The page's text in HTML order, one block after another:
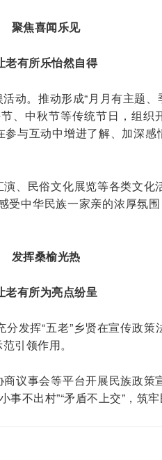
聚焦喜闻乐见
老有所乐怡然自得
动。推动形成“月月有主题
、中秋节等传统节日，组织
与互动中增进了解、加深
、民俗文化展览等各类文化
中华民族一家亲的浓厚氛围
发挥桑榆光热
老有所为亮点纷呈
发挥“五老”乡贤在宣传政策
引领作用。
议事会等平台开展民族政策
不出村”“矛盾不上交”，筑牢